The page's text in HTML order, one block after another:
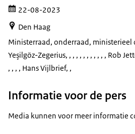
22-08-2023
Den Haag
Ministerraad, onderraad, ministerieel
Yeşilgöz-Zegerius, , , , , , , , , , , , Rob
, , , , Hans Vijlbrief, ,
Informatie voor de pers
Media kunnen voor meer informatie